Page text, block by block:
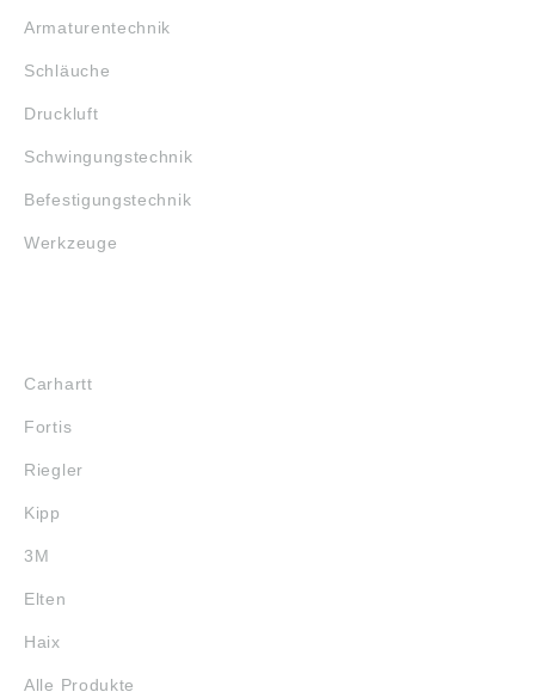
Armaturentechnik
Schläuche
Druckluft
Schwingungstechnik
Befestigungstechnik
Werkzeuge
Carhartt
Fortis
Riegler
Kipp
3M
Elten
Haix
Alle Produkte